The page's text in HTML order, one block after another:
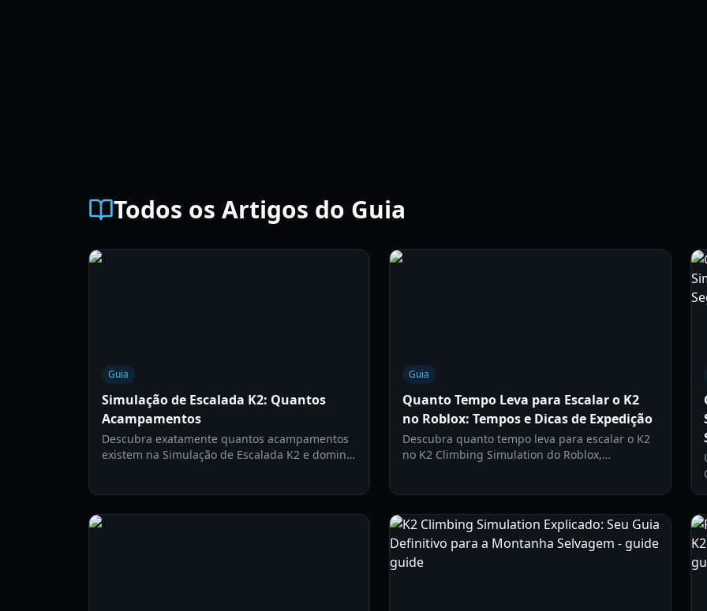
Todos os Artigos do Guia
Guia
Simulação de Escalada K2: Quantos
Acampamentos
Descubra exatamente quantos acampamentos
existem na Simulação de Escalada K2 e domine
Guia
Quanto Tempo Leva para Escalar o K2
no Roblox: Tempos e Dicas de Expedição
Descubra quanto tempo leva para escalar o K2
no K2 Climbing Simulation do Roblox,